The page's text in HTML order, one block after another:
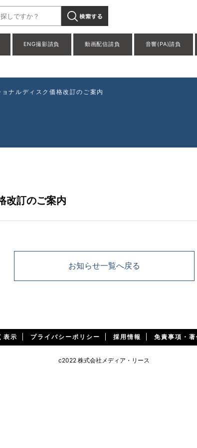
用プロフェッショナルディスク価格改訂のご案内
ENG撮影請負 動画配信請負 音響(PA)請負
ナルディスク価格改訂のご案内
改訂のご案内
お知らせ一覧へ戻る
表示 プライバシーポリシー 採用情報 免責事項・
c2022 株式会社メディア・リース